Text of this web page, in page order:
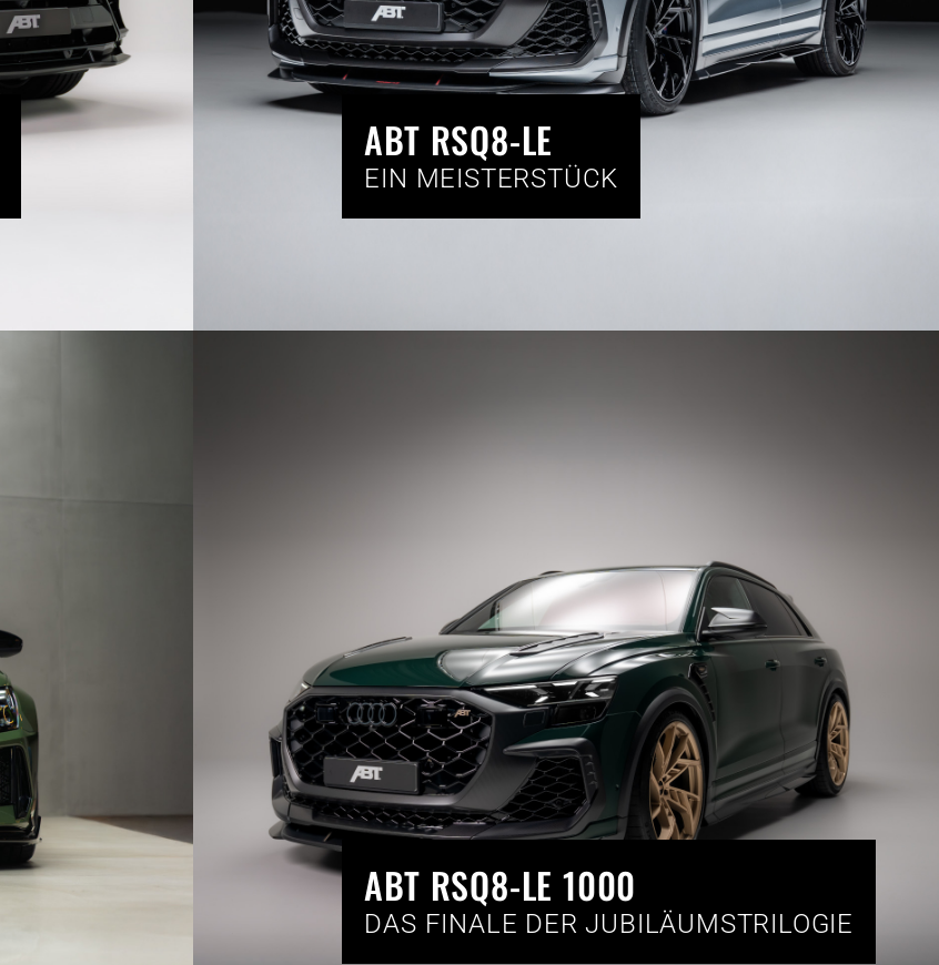
ABT RSQ8-LE
EIN MEISTERSTÜCK
ABT RSQ8-LE 1000
DAS FINALE DER JUBILÄUMSTRILOGIE